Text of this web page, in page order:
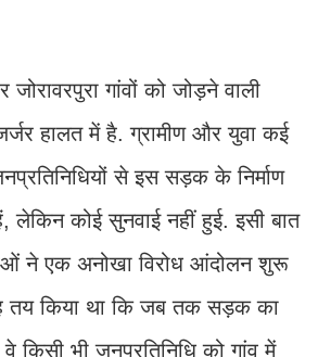
गांवों को जोड़ने वाली
हालत में है. ग्रामीण और युवा कई
से इस सड़क के निर्माण
लेकिन कोई सुनवाई नहीं हुई. इसी बात
ने एक अनोखा विरोध आंदोलन शुरू
तय किया था कि जब तक सड़क का
किसी भी जनप्रतिनिधि को गांव में